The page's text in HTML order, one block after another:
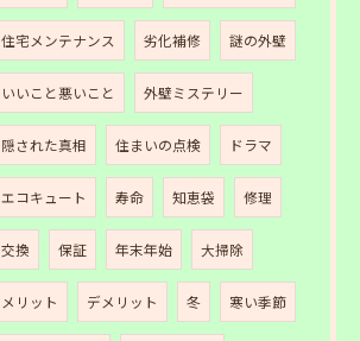
住宅メンテナンス 劣化補修 謎の外壁
いいこと悪いこと 外壁ミステリー
隠された真相 住まいの点検 ドラマ
エコキュート 寿命 知恵袋 修理
交換 保証 年末年始 大掃除
メリット デメリット 冬 寒い季節